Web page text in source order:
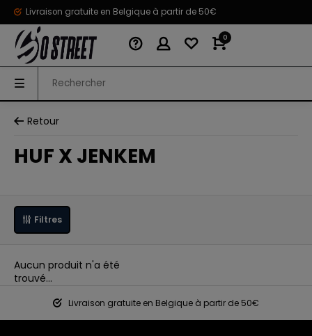
Livraison gratuite en Belgique à partir de 50€
0
Retour
HUF X JENKEM
Filtres
Aucun produit n'a été
trouvé...
Livraison gratuite en Belgique à partir de 50€